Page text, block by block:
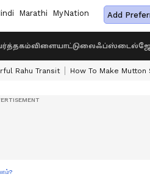
Marathi MyNation Add
விளையாட்டுலைஃப்ஸ்டைல்
Rahu Transit How To Make Mutton